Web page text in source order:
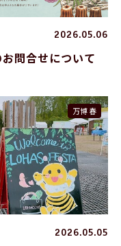
2026.05.06
問合せについて
2026.05.05
万博 春